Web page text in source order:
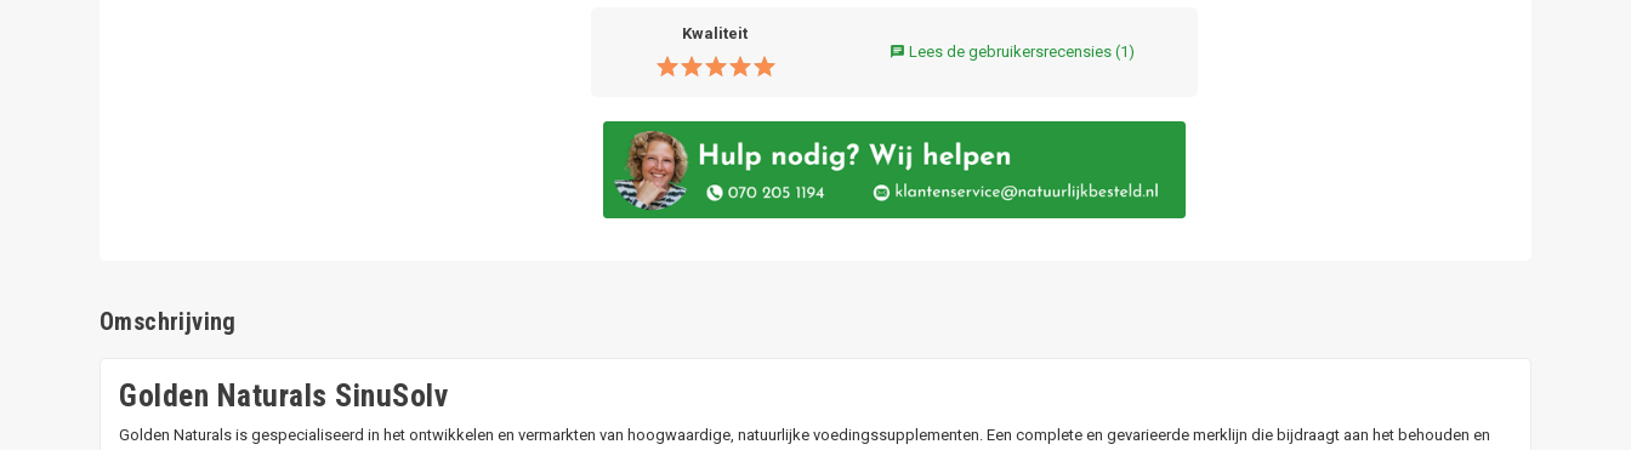
Kwaliteit
chat Lees de gebruikersrecensies (1)
Omschrijving
Golden Naturals SinuSolv
Golden Naturals is gespecialiseerd in het ontwikkelen en vermarkten van hoogwaardige, natuurlijke voedingssupplementen. Een complete en gevarieerde merklijn die bijdraagt aan het behouden en